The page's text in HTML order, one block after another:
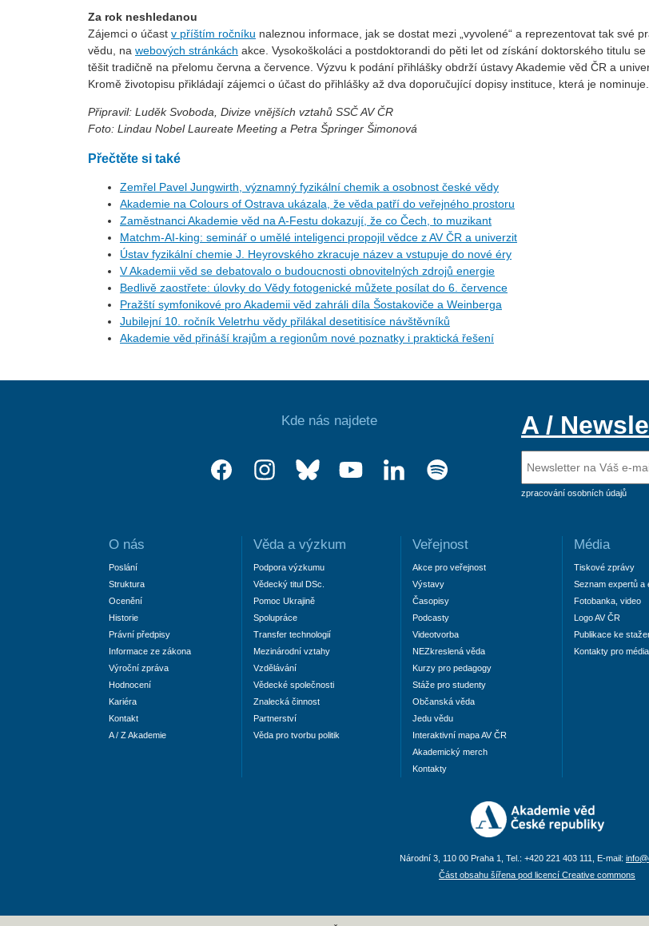
Za rok neshledanou
Zájemci o účast v příštím ročníku naleznou informace, jak se dostat mezi „vyvolené“ a reprezentovat tak své
vědu, na webových stránkách akce. Vysokoškoláci a postdoktorandi do pěti let od získání doktorského titulu
těšit tradičně na přelomu června a července. Výzvu k podání přihlášky obdrží ústavy Akademie věd ČR a
Kromě životopisu přikládají zájemci o účast do přihlášky až dva doporučující dopisy instituce, která je nominuje.
Připravil: Luděk Svoboda, Divize vnějších vztahů SSČ AV ČR
Foto: Lindau Nobel Laureate Meeting a Petra Špringer Šimonová
Přečtěte si také
Zemřel Pavel Jungwirth, významný fyzikální chemik a osobnost české vědy
Akademie na Colours of Ostrava ukázala, že věda patří do veřejného prostoru
Zaměstnanci Akademie věd na A-Festu dokazují, že co Čech, to muzikant
Matchm-AI-king: seminář o umělé inteligenci propojil vědce z AV ČR a univerzit
Ústav fyzikální chemie J. Heyrovského zkracuje název a vstupuje do nové éry
V Akademii věd se debatovalo o budoucnosti obnovitelných zdrojů energie
Bedlivě zaostřete: úlovky do Vědy fotogenické můžete posílat do 6. července
Pražští symfonikové pro Akademii věd zahráli díla Šostakoviče a Weinberga
Jubilejní 10. ročník Veletrhu vědy přilákal desetitisíce návštěvníků
Akademie věd přináší krajům a regionům nové poznatky i praktická řešení
Kde nás najdete A /
zpracování osobních údajů
O nás
Poslání
Struktura
Ocenění
Historie
Právní předpisy
Informace ze zákona
Výroční zpráva
Hodnocení
Kariéra
Kontakt
A / Z Akademie
Věda a výzkum
Podpora výzkumu
Vědecký titul DSc.
Pomoc Ukrajině
Spolupráce
Transfer technologií
Mezinárodní vztahy
Vzdělávání
Vědecké společnosti
Znalecká činnost
Partnerství
Věda pro tvorbu politik
Veřejnost
Akce pro veřejnost
Výstavy
Časopisy
Podcasty
Videotvorba
NEZkreslená věda
Kurzy pro pedagogy
Stáže pro studenty
Občanská věda
Jedu vědu
Interaktivní mapa AV ČR
Akademický merch
Kontakty
Média
Tiskové zprávy
Seznam expertů a
Fotobanka, video
Logo AV ČR
Publikace ke
Kontakty pro média
Národní 3, 110 00 Praha 1, Tel.: +420 221 403 111, E-mail:
Část obsahu šířena pod licencí Creative commons